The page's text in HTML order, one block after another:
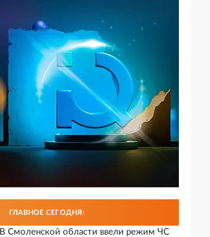
ГЛАВНОЕ СЕГОДНЯ:
В Смоленской области ввели режим ЧС